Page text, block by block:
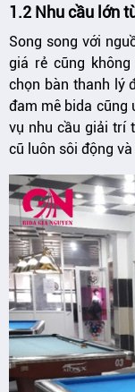
1.2 Nhu cầu lớn
Song song với
giá rẻ cũng
chọn bàn thanh lý
đam mê bida cũng
vụ nhu cầu giải trí
cũ luôn sôi động